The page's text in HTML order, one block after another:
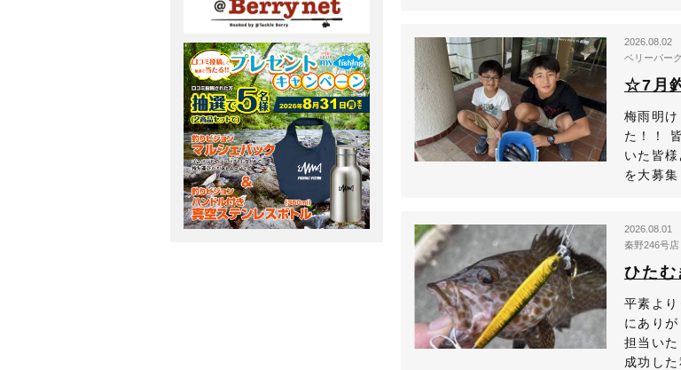
2026.08.02
ベリーパー
☆7月
梅雨明
た！！
いた皆
を大募
2026.08.01
秦野246号店
ひたむ
平素よ
にあり
担当い
成功し